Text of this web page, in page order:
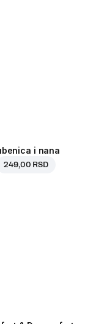
i nana
249,00 RSD